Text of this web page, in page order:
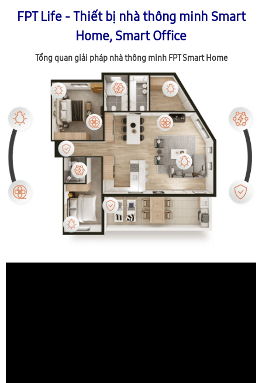
FPT Life - Thiết bị nhà thông minh Smart
Home, Smart Office
Tổng quan giải pháp nhà thông minh FPT Smart Home